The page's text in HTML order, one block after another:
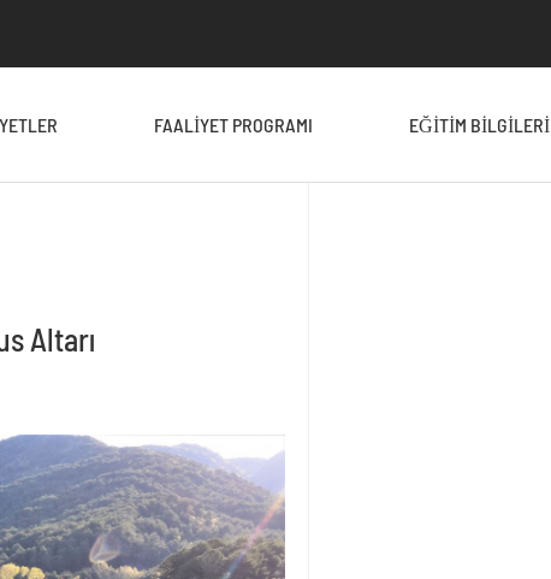
FAALIYET PROGRAMI EĞITIM BILGILERI
Altarı